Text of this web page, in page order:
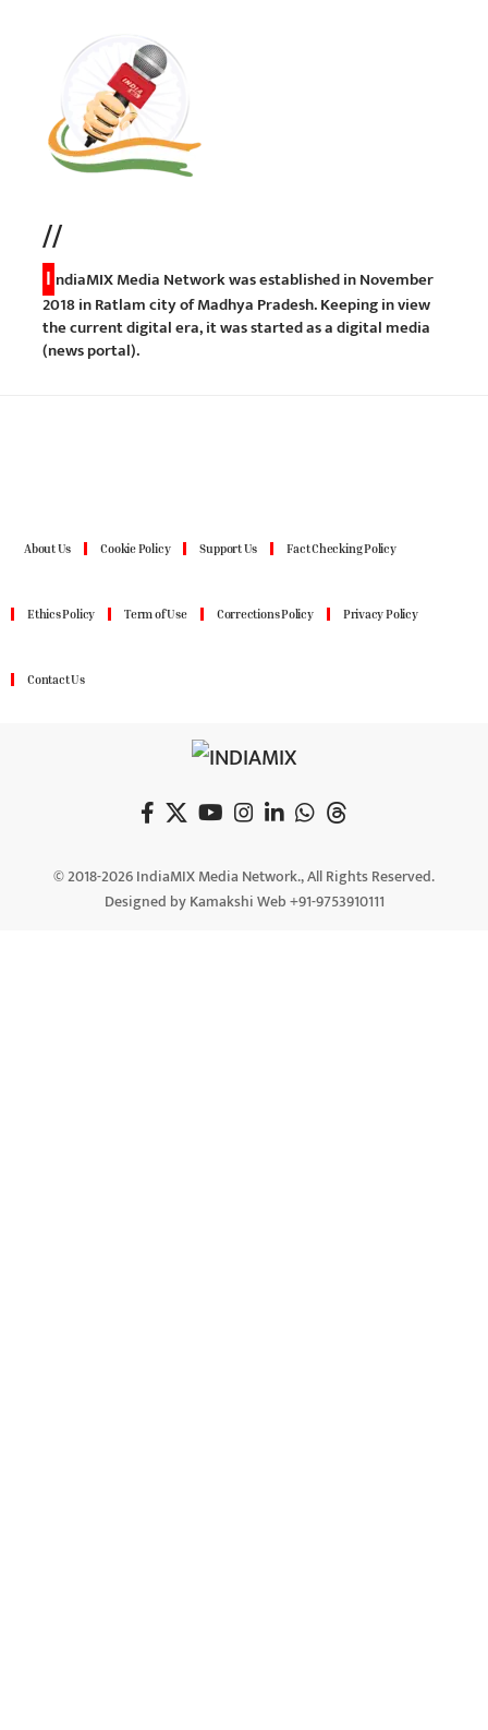
//
I ndiaMIX Media Network was established in November
2018 in Ratlam city of Madhya Pradesh. Keeping in view
the current digital era, it was started as a digital media
(news portal).
About Us Cookie Policy Support Us Fact Checking Policy
Ethics Policy Term of Use Corrections Policy Privacy Policy
Contact Us
© 2018-2026 IndiaMIX Media Network., All Rights Reserved.
Designed by Kamakshi Web +91-9753910111